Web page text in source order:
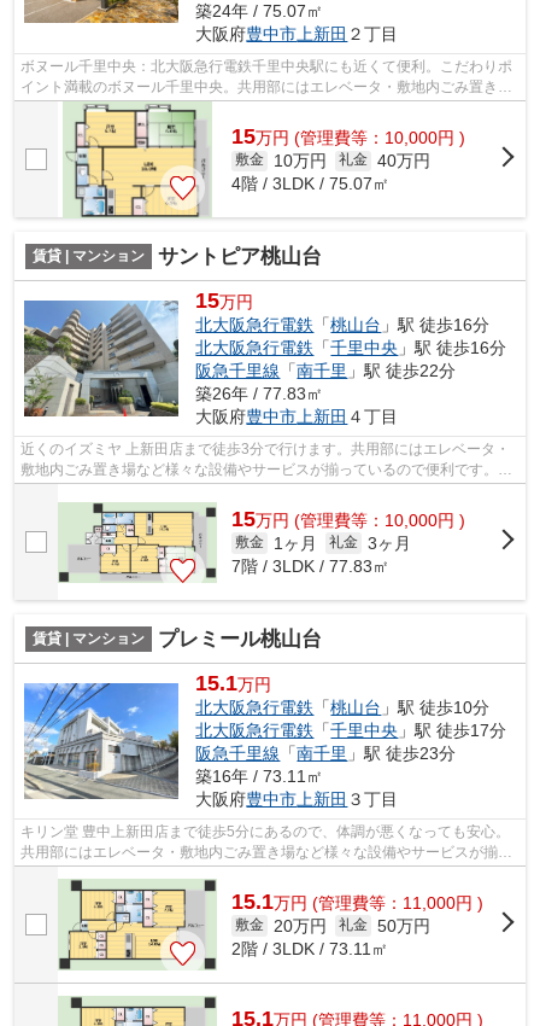
築24年 / 75.07㎡
大阪府豊中市上新田 ２丁目
ボヌール千里中央：北大阪急行電鉄千里中央駅にも近くて便利。こだわりポ
イント満載のボヌール千里中央。共用部にはエレベータ・敷地内ごみ置き場
などが揃っており、とても充実してい...
15万円 (管理費等：10,000円 )
敷金 10万円 礼金 40万円
4階 / 3LDK / 75.07㎡
賃貸 | マンション サントピア桃山台
15万円
北大阪急行電鉄 「桃山台 」駅 徒歩16分
北大阪急行電鉄 「千里中央 」駅 徒歩16分
阪急千里線 「南千里 」駅 徒歩22分
築26年 / 77.83㎡
大阪府豊中市 上新田 ４丁目
近くのイズミヤ 上新田店まで徒歩3分で行けます。共用部にはエレベータ・
敷地内ごみ置き場など様々な設備やサービスが揃っているので便利です。こ
15万円 (管理費等：10,000円 )
敷金 1ヶ月 礼金 3ヶ月
7階 / 3LDK / 77.83㎡
賃貸 | マンション プレミール桃山台
15.1万円
北大阪急行電鉄 「桃山台 」駅 徒歩10分
北大阪急行電鉄 「千里中央 」駅 徒歩17分
阪急千里線 「南千里 」駅 徒歩23分
築16年 / 73.11㎡
大阪府豊中市 上新田 ３丁目
キリン堂 豊中上新田店まで徒歩5分にあるので、体調が悪くなっても安心。
共用部にはエレベータ・敷地内ごみ置き場など様々な設備やサービスが揃っ
15.1万円 (管理費等：11,000円 )
敷金 20万円 礼金 50万円
2階 / 3LDK / 73.11㎡
15.1万円 (管理費等：11,000円 )